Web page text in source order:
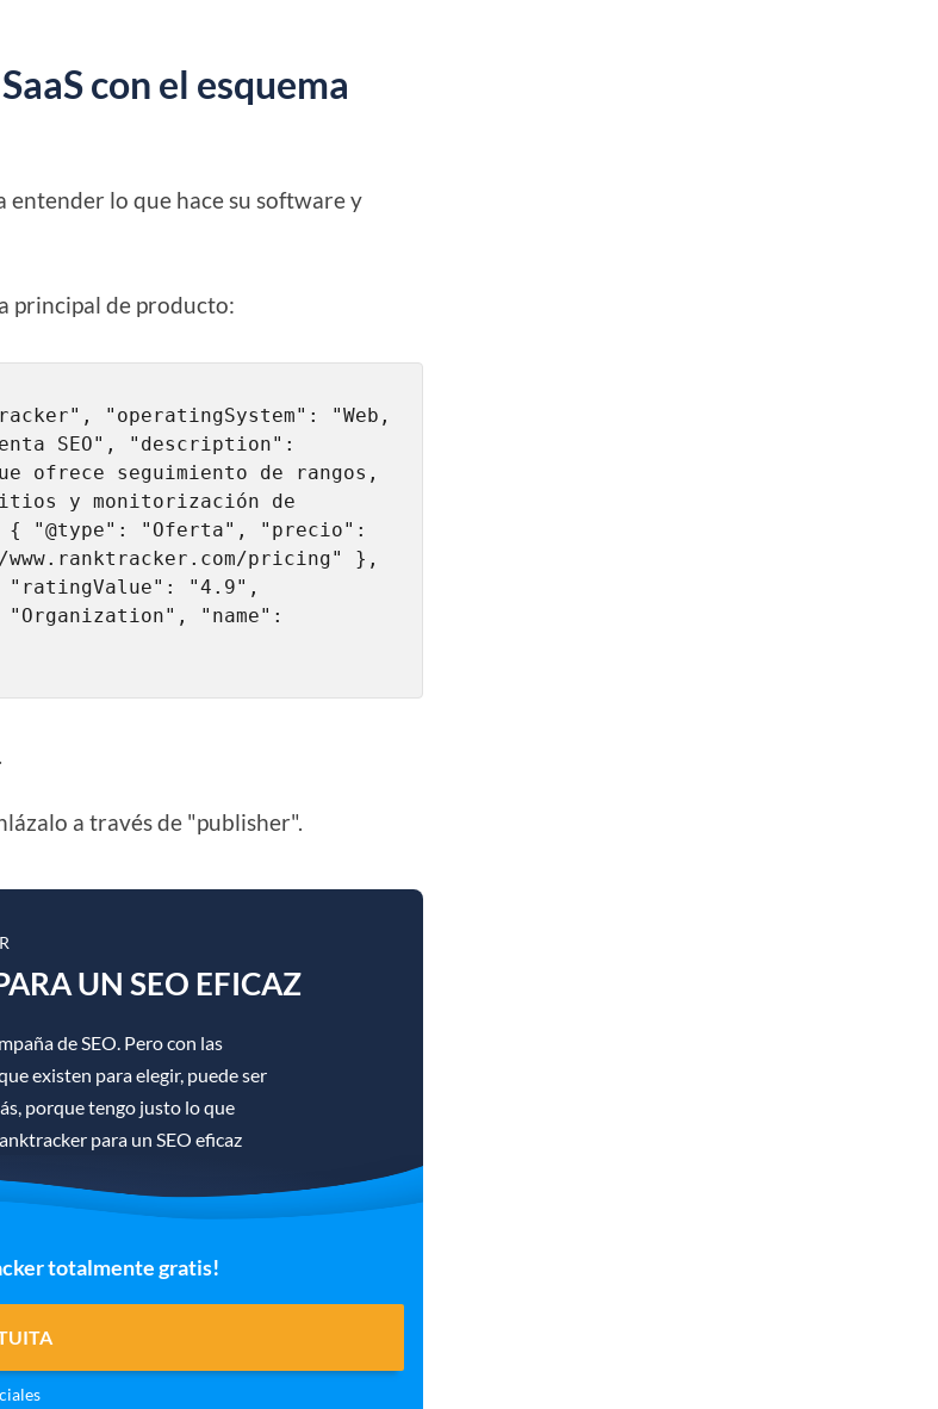
con el esquema
entender lo que hace su software y
principal de producto:
"operatingSystem": "Web,
SEO", "description":
ofrece seguimiento de rangos,
y monitorización de
"@type": "Oferta", "precio":
pricing" },
"ratingValue": "4.9",
"name":
a través de "publisher".
UN SEO EFICAZ
de SEO. Pero con las
existen para elegir, puede ser
porque tengo justo lo que
para un SEO eficaz
totalmente gratis!